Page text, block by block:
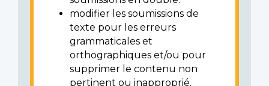
modifier les soumissions de
texte pour les erreurs
grammaticales et
orthographiques et/ou pour
supprimer le contenu non
pertinent ou inapproprié.